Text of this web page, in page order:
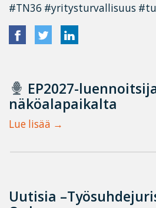
#TN36 #yritysturvallisuus
EP2027-
näköalapaikalta
Lue lisää
Uutisia